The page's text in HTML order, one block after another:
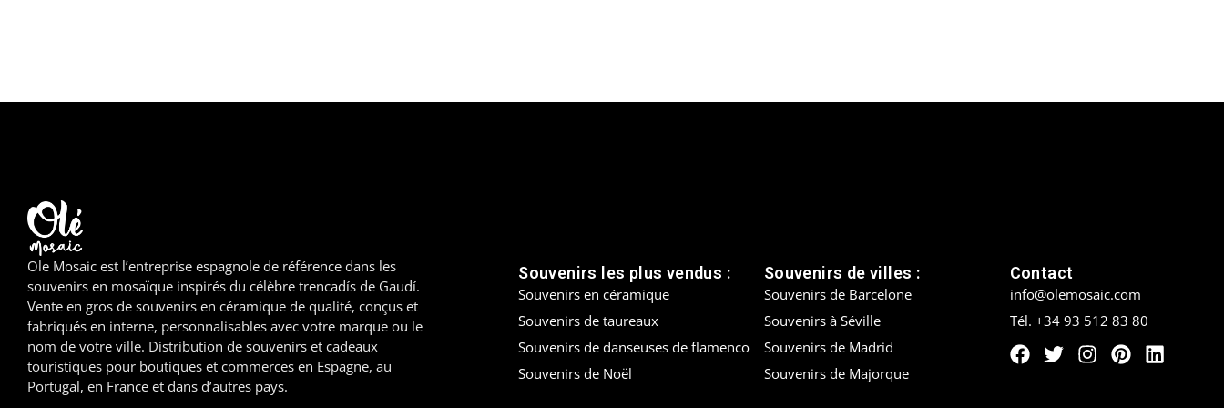
Ole Mosaic est l’entreprise espagnole de référence dans les
souvenirs en mosaïque inspirés du célèbre trencadís de Gaudí.
Vente en gros de souvenirs en céramique de qualité, conçus et
fabriqués en interne, personnalisables avec votre marque ou le
nom de votre ville. Distribution de souvenirs et cadeaux
touristiques pour boutiques et commerces en Espagne, au
Portugal, en France et dans d’autres pays.
Souvenirs les plus vendus :
Souvenirs en céramique
Souvenirs de taureaux
Souvenirs de danseuses de flamenco
Souvenirs de Noël
Souvenirs de villes :
Souvenirs de Barcelone
Souvenirs à Séville
Souvenirs de Madrid
Souvenirs de Majorque
Contact
info@olemosaic.com
Tél. +34 93 512 83 80